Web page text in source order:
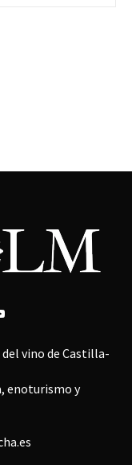
vino de Castilla-
enoturismo y